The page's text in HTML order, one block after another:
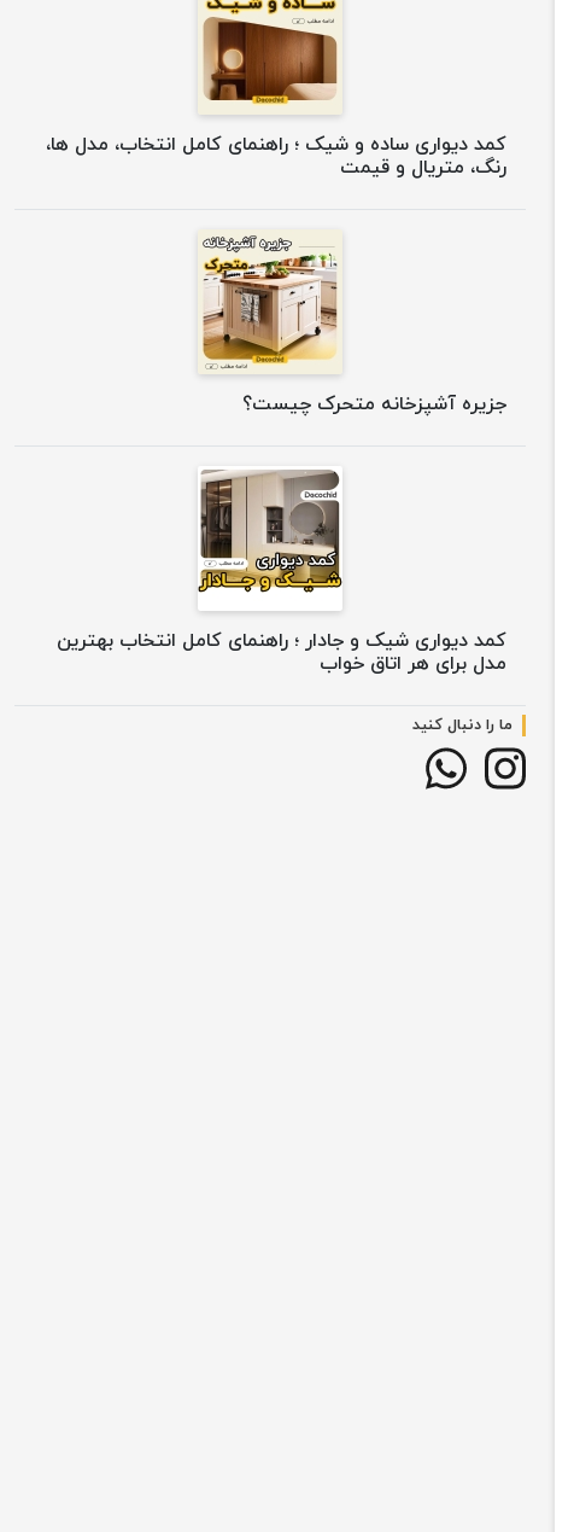
کمد دیواری ساده و شیک ؛ راهنمای کامل انتخاب، مدل ها،
رنگ، متریال و قیمت
جزیره آشپزخانه متحرک چیست؟
کمد دیواری شیک و جادار ؛ راهنمای کامل انتخاب بهترین
مدل برای هر اتاق خواب
ما را دنبال کنید